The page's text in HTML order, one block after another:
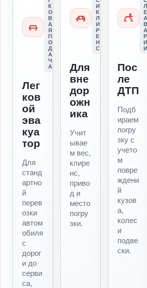
К
О
В
А
Я
П
О
Д
А
Ч
А
Лег
ков
ой
эва
куа
тор
Для
станд
артно
й
перев
озки
автом
обиля
с
дорог
и до
серви
са,
И
К
Л
И
Р
Е
Н
С
Для
вне
дор
ожн
ика
Учит
ывае
м вес,
клире
нс,
приво
д и
место
погру
зки.
Л
Е
А
В
А
Р
И
И
Пос
ле
ДТП
Подб
ираем
погру
зку с
учето
м
повре
ждени
й
кузов
а,
колес
и
подве
ски.